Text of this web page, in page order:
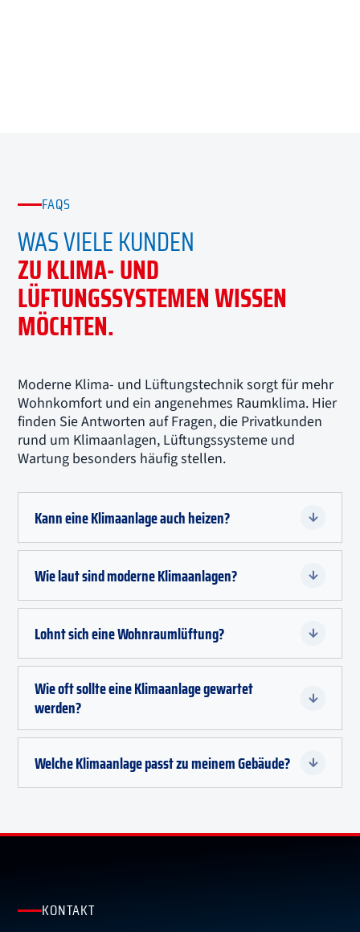
FAQS
WAS VIELE KUNDEN
ZU KLIMA- UND
LÜFTUNGSSYSTEMEN WISSEN
MÖCHTEN.
Moderne Klima- und Lüftungstechnik sorgt für mehr
Wohnkomfort und ein angenehmes Raumklima. Hier
finden Sie Antworten auf Fragen, die Privatkunden
rund um Klimaanlagen, Lüftungssysteme und
Wartung besonders häufig stellen.
Kann eine Klimaanlage auch heizen? 
Wie laut sind moderne Klimaanlagen? 
Lohnt sich eine Wohnraumlüftung? 
Wie oft sollte eine Klimaanlage gewartet
werden?

Welche Klimaanlage passt zu meinem Gebäude? 
KONTAKT